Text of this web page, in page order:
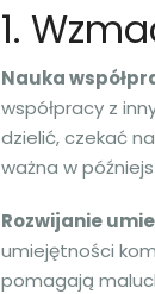
1.
Nauka
współpracy z
dzielić, czekać
ważna w
Rozwijanie
umiejętności
pomagają